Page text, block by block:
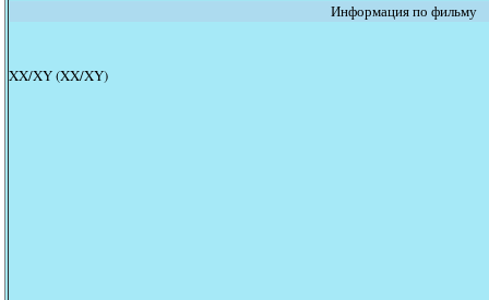
Информация по фильму
XX/XY (XX/XY)